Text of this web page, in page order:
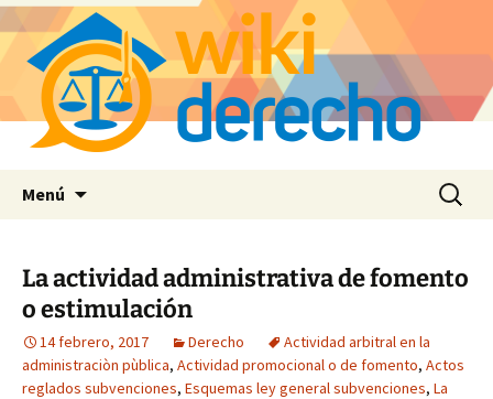
Menú Buscar:
La actividad administrativa de fomento
o estimulación
14 febrero, 2017 Derecho
Actividad arbitral en la
administraciòn pùblica, Actividad promocional o de fomento, Actos
reglados subvenciones, Esquemas ley general subvenciones, La